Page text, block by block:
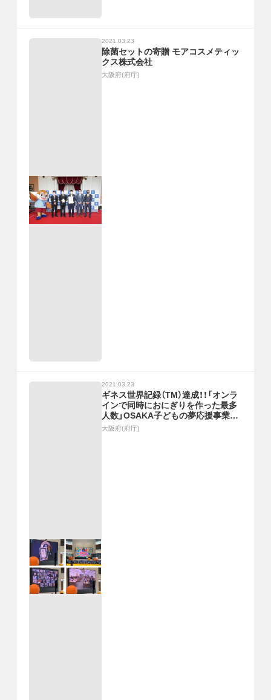
2021.03.23
除菌セットの寄贈 モアコスメティッ
クス株式会社
大阪府(府庁)
2021.03.23
ギネス世界記録（TM）達成！！「オンラ
インで同時におにぎりを作った最多
人数」OSAKA子どもの夢応援事業〜
第１回RICE FESTIVAL〜
大阪府(府庁)